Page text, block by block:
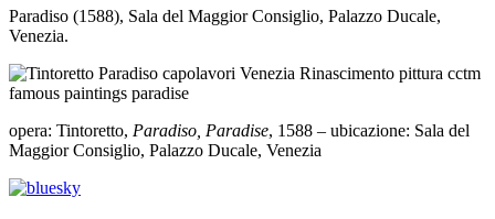
Paradiso (1588), Sala del Maggior Consiglio, Palazzo Ducale,
Venezia.
opera: Tintoretto, Paradiso, Paradise, 1588 – ubicazione: Sala del
Maggior Consiglio, Palazzo Ducale, Venezia